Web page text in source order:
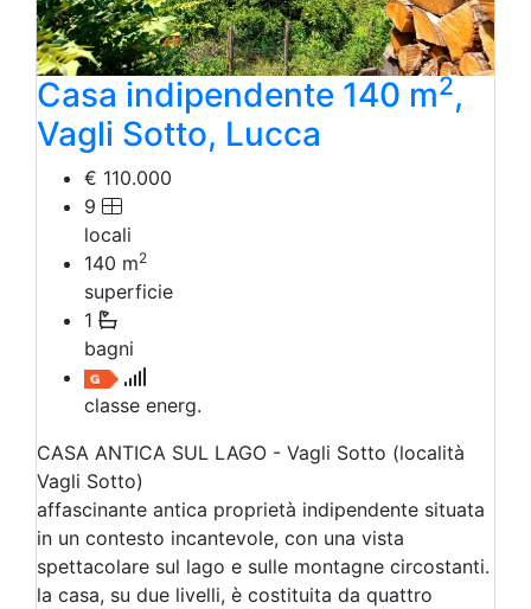
Casa indipendente 140 m2,
Vagli Sotto, Lucca
€ 110.000
9
locali
140 m2
superficie
1
bagni
classe energ.
CASA ANTICA SUL LAGO - Vagli Sotto (località
Vagli Sotto)
affascinante antica proprietà indipendente situata
in un contesto incantevole, con una vista
spettacolare sul lago e sulle montagne circostanti.
la casa, su due livelli, è costituita da quattro